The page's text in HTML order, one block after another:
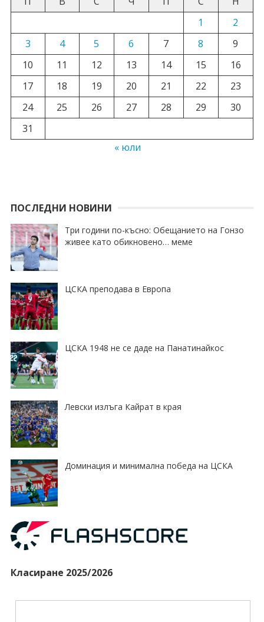
1
2
3
4 5 6 7 8
9
10
11 12 13 14 15
16
17
18 19 20 21 22
23
24
25 26 27 28 29
30
31
« юли
ПОСЛЕДНИ НОВИНИ
Три години по-късно: Обещанието на Гонзо
живее като обикновено… меме
ЦСКА преподава в Европа
ЦСКА 1948 не се даде на Панатинайкос
Левски излъга Кайрат в края
Доминация и минимална победа на ЦСКА
Класиране 2025/2026